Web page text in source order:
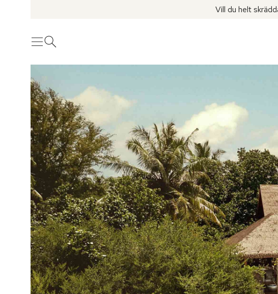
Vill du helt
MenyÖppna sök
Se fler bilder